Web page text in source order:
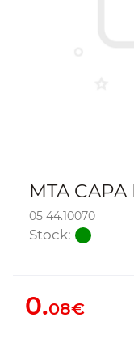
MTA CAPA
05 44.10070
Stock:
0.08€